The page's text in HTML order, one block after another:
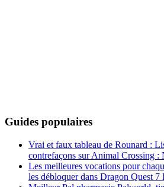
Guides populaires
Vrai et faux tableau de Rounard :
contrefaçons sur Animal Crossing :
Les meilleures vocations pour
les débloquer dans Dragon Quest 7